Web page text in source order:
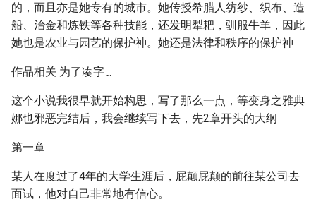
的，而且亦是她专有的城市。她传授希腊人纺纱、织布、造
船、治金和炼铁等各种技能，还发明犁耙，驯服牛羊，因此
她也是农业与园艺的保护神。她还是法律和秩序的保护神
作品相关 为了凑字~
这个小说我很早就开始构思，写了那么一点，等变身之雅典
娜也邪恶完结后，我会继续写下去，先2章开头的大纲
第一章
某人在度过了4年的大学生涯后，屁颠屁颠的前往某公司去
面试，他对自己非常地有信心。